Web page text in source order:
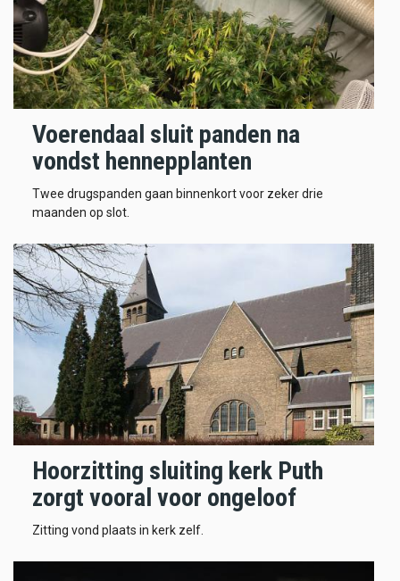
Voerendaal sluit panden na
vondst hennepplanten
Twee drugspanden gaan binnenkort voor zeker drie
maanden op slot.
Hoorzitting sluiting kerk Puth
zorgt vooral voor ongeloof
Zitting vond plaats in kerk zelf.